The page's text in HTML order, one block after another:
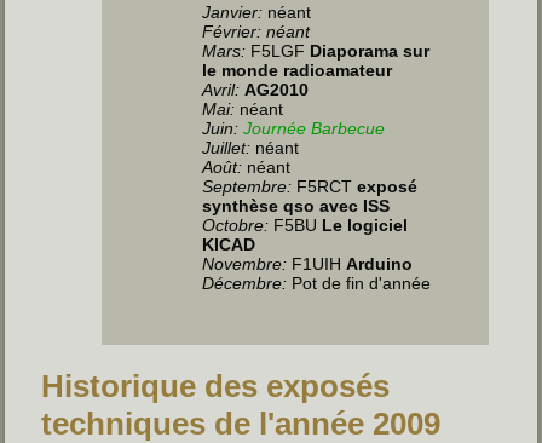
Janvier: néant
Février: néant
Mars: F5LGF Diaporama sur
le monde radioamateur
Avril: AG2010
Mai: néant
Juin:Journée Barbecue
Juillet: néant
Août: néant
Septembre: F5RCTexposé
synthèse qso avec ISS
Octobre: F5BU Le logiciel
KICAD
Novembre: F1UIHArduino
Décembre: Pot de fin d'année
Historique des exposés
techniques de l'année 2009